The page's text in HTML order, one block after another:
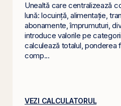
Unealtă care centralizează
lună: locuință, alimentație,
abonamente, împrumuturi,
introduce valorile pe
calculează totalul, ponderea
comp...
VEZI CALCULATORUL